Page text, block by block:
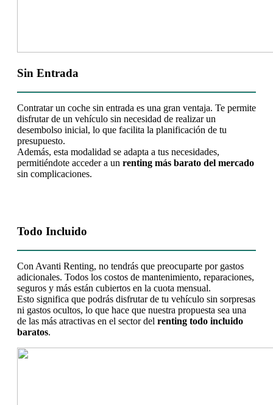
Sin Entrada
Contratar un coche sin entrada es una gran ventaja. Te permite
disfrutar de un vehículo sin necesidad de realizar un
desembolso inicial, lo que facilita la planificación de tu
presupuesto.
Además, esta modalidad se adapta a tus necesidades,
permitiéndote acceder a un renting más barato del mercado
sin complicaciones.
Todo Incluido
Con Avanti Renting, no tendrás que preocuparte por gastos
adicionales. Todos los costos de mantenimiento, reparaciones,
seguros y más están cubiertos en la cuota mensual.
Esto significa que podrás disfrutar de tu vehículo sin sorpresas
ni gastos ocultos, lo que hace que nuestra propuesta sea una
de las más atractivas en el sector del renting todo incluido
baratos.